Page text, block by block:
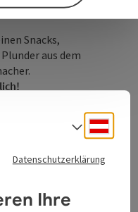
Snacks,
aus dem
und direkt vom
Datenschutzerklärung
Ihre